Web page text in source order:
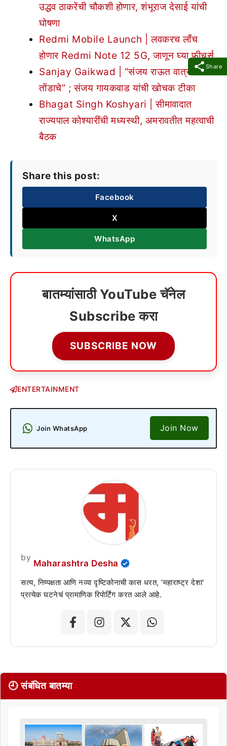
Share
उद्धव ठाकरेंची चौकशी होणार, शंभूराज देसाई यांची
घोषणा
Redmi Mobile Launch | लवकरच लाँच
होणार Redmi Note 12 5G, जाणून घ्या फीचर्स
Sanjay Gaikwad | “संजय राऊत वात्रट
तोंडाचे” ; संजय गायकवाड यांची खोचक टीका
Bhagat Singh Koshyari | सीमावादात
राज्यपाल कोश्यारींची मध्यस्थी, अमरावतीत महत्वाची
बैठक
Share this post:
Facebook
X
WhatsApp
बातम्यांसाठी YouTube चॅनेल
Subscribe करा
SUBSCRIBE NOW
ENTERTAINMENT
Join WhatsApp Join Now
by
Maharashtra Desha
सत्य, निष्पक्षता आणि नव्या दृष्टिकोनाची कास धरत, 'महाराष्ट्र देशा'
प्रत्येक घटनेचं प्रामाणिक रिपोर्टिंग करत आले आहे.
🕘 संबंधित बातम्या